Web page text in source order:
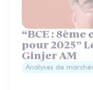
“BCE :
pour 2025”
Ginjer AM
Analyses de